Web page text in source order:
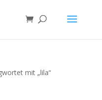
mit „lila“